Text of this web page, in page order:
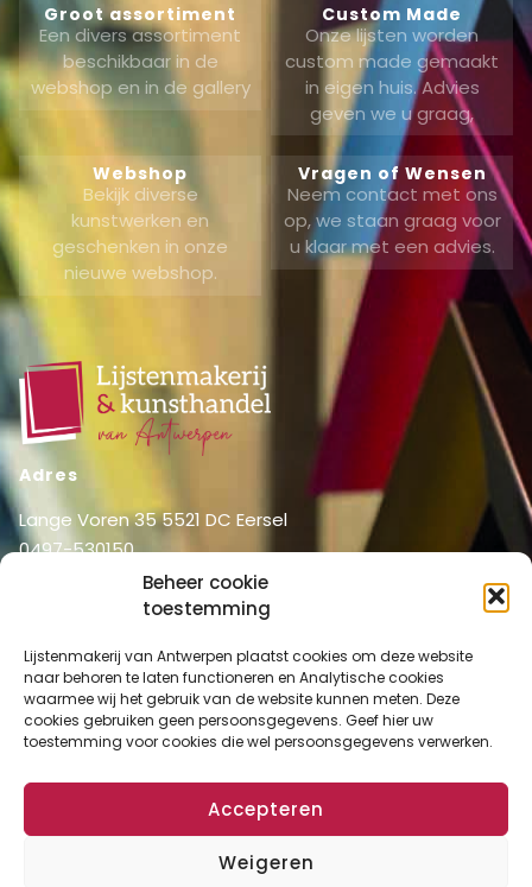
Beheer cookie
toestemming
Lijstenmakerij van Antwerpen plaatst cookies om deze website
naar behoren te laten functioneren en Analytische cookies
waarmee wij het gebruik van de website kunnen meten. Deze
cookies gebruiken geen persoonsgegevens. Geef hier uw
toestemming voor cookies die wel persoonsgegevens verwerken.
Accepteren
Weigeren
Groot assortiment
Een divers assortiment
beschikbaar in de
webshop en in de gallery
Custom Made
Onze lijsten worden
custom made gemaakt
in eigen huis. Advies
geven we u graag,
Webshop
Bekijk diverse
kunstwerken en
geschenken in onze
nieuwe webshop.
Vragen of Wensen
Neem contact met ons
op, we staan graag voor
u klaar met een advies.
Adres
Lange Voren 35 5521 DC Eersel
0497-530150
info@lijstenmakerij vanantwerpen.nl
Home
Over ons
Diensten
Lijstenmakerij
Shop
Shop
Mijn account
Winkelmand
Checkout